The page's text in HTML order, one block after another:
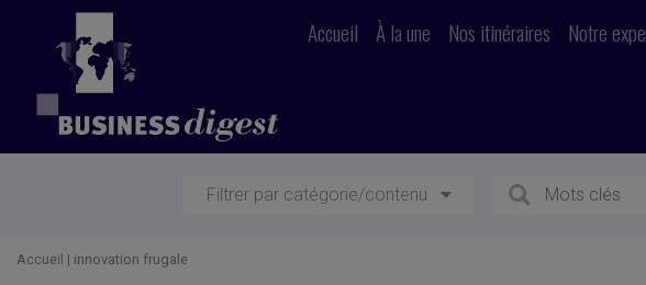
Accueil À la une Nos itinéraires Notre
Filtrer par catégorie/contenu
Accueil | innovation frugale